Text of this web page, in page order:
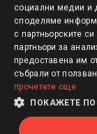
Авторско право ©
1 EUR = 1.95583 BGN
социални медии и
споделяме
с партньорските
партньори за
предоставена им
събрали от
прочетете още
ПОКАЖЕТЕ